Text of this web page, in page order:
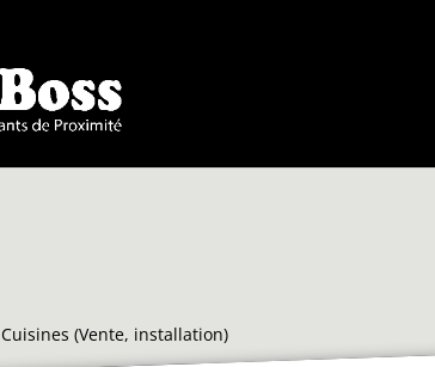
Cuisines (Vente, installation)